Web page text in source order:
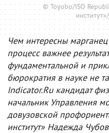
© Toyobo/ISO
Чем интересны
процесс важнее
фундаментальной и
бюрократия в науке не
Indicator.Ru кандидат
начальник Управления
довузовской
институт» Надежда